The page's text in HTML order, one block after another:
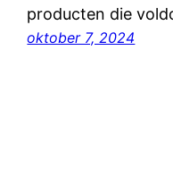
producten die
oktober 7, 2024